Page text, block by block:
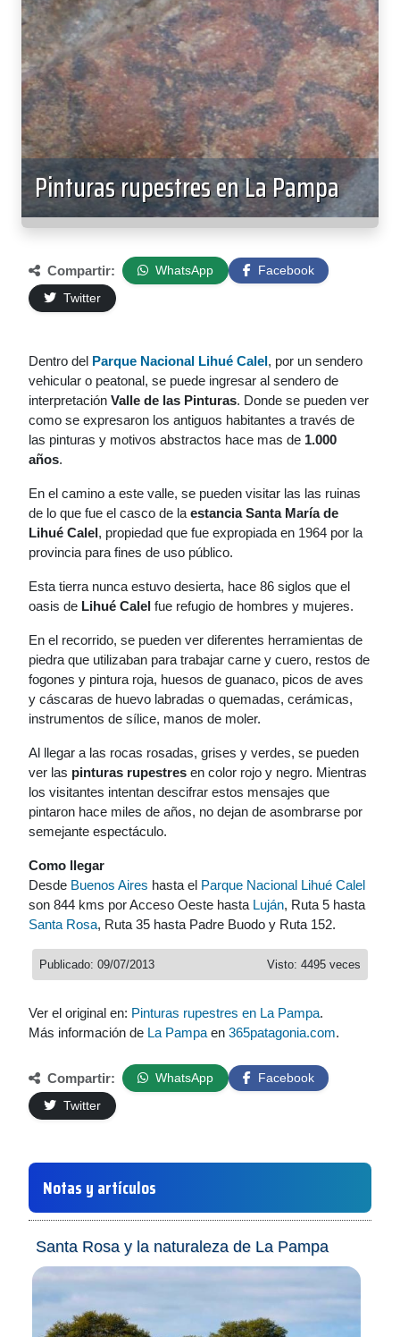
Pinturas rupestres en La Pampa
Compartir: WhatsApp
Facebook
Twitter
Dentro del Parque Nacional Lihué Calel, por un sendero
vehicular o peatonal, se puede ingresar al sendero de
interpretación Valle de las Pinturas. Donde se pueden ver
como se expresaron los antiguos habitantes a través de
las pinturas y motivos abstractos hace mas de 1.000
años.
En el camino a este valle, se pueden visitar las las ruinas
de lo que fue el casco de la estancia Santa María de
Lihué Calel, propiedad que fue expropiada en 1964 por la
provincia para fines de uso público.
Esta tierra nunca estuvo desierta, hace 86 siglos que el
oasis de Lihué Calel fue refugio de hombres y mujeres.
En el recorrido, se pueden ver diferentes herramientas de
piedra que utilizaban para trabajar carne y cuero, restos de
fogones y pintura roja, huesos de guanaco, picos de aves
y cáscaras de huevo labradas o quemadas, cerámicas,
instrumentos de sílice, manos de moler.
Al llegar a las rocas rosadas, grises y verdes, se pueden
ver las pinturas rupestres en color rojo y negro. Mientras
los visitantes intentan descifrar estos mensajes que
pintaron hace miles de años, no dejan de asombrarse por
semejante espectáculo.
Como llegar
Desde Buenos Aires hasta el Parque Nacional Lihué Calel
son 844 kms por Acceso Oeste hasta Luján, Ruta 5 hasta
Santa Rosa, Ruta 35 hasta Padre Buodo y Ruta 152.
Visto: 4495 veces
Publicado: 09/07/2013
Ver el original en: Pinturas rupestres en La Pampa.
Más información de La Pampa en 365patagonia.com.
Compartir: WhatsApp
Facebook
Twitter
Notas y artículos
Santa Rosa y la naturaleza de La Pampa